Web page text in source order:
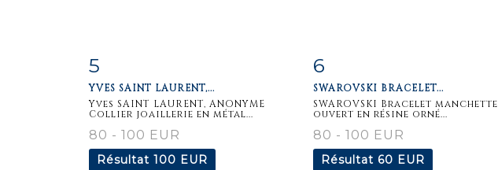
détaillée
5
YVES SAINT LAURENT,...
Yves SAINT LAURENT, ANONYME
Collier joaillerie en métal...
80 - 100 EUR
Résultat 100 EUR
détaillée
6
SWAROVSKI BRACELET...
SWAROVSKI Bracelet manchette
ouvert en résine orné...
80 - 100 EUR
Résultat 60 EUR